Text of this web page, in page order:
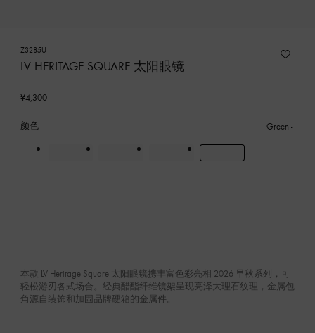
Z3285U
LV HERITAGE SQUARE 太阳眼镜
¥4,300
颜色 Green
本款 LV Heritage Square 太阳眼镜携丰富色彩亮相 2026 早秋系列，可
轻松游刃各式场合。经典醋酯纤维镜架呈现亮泽大理石纹理，金属包
角源自装饰和加固品牌硬箱的金属件。